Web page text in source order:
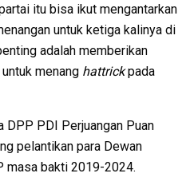
itu bisa ikut mengantarkan
untuk ketiga kalinya di
adalah memberikan
menang hattrickpada
DPP PDI Perjuangan Puan
pelantikan para Dewan
masa bakti 2019-2024.